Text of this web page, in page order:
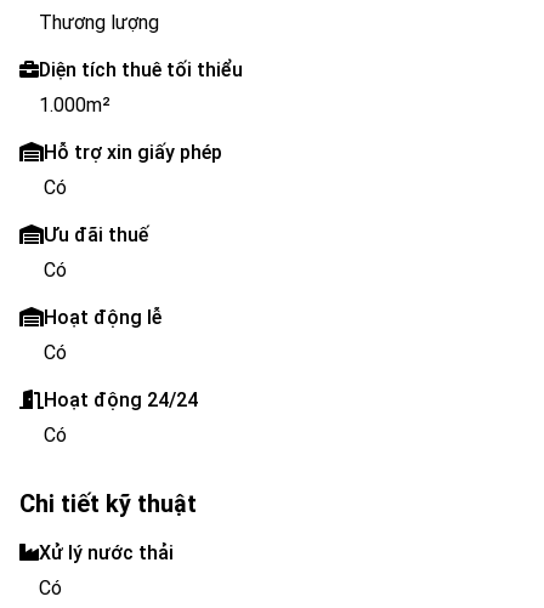
Thương lượng
Diện tích thuê tối thiểu
1.000m²
Hỗ trợ xin giấy phép
Có
Ưu đãi thuế
Có
Hoạt động lễ
Có
Hoạt động 24/24
Có
Chi tiết kỹ thuật
Xử lý nước thải
Có